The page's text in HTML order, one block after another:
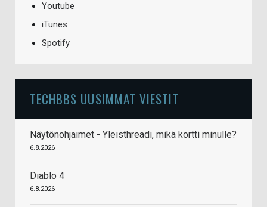
Youtube
iTunes
Spotify
TECHBBS UUSIMMAT VIESTIT
Näytönohjaimet - Yleisthreadi, mikä kortti minulle?
6.8.2026
Diablo 4
6.8.2026